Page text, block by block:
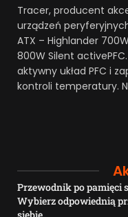
Tracer, producent
urządzeń
ATX – Highlander
800W Silent
aktywny układ PFC i
kontroli temperatury.
Przewodnik po pamięci
Wybierz odpowiednią